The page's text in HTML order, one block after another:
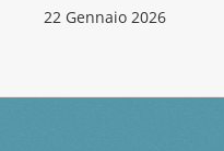
22 Gennaio 2026